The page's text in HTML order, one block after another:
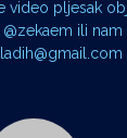
video pljesak
ili